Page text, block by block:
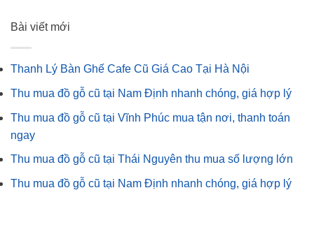
Bài viết mới
Thanh Lý Bàn Ghế Cafe Cũ Giá Cao Tại Hà Nội
Thu mua đồ gỗ cũ tại Nam Định nhanh chóng, giá hợp lý
Thu mua đồ gỗ cũ tại Vĩnh Phúc mua tận nơi, thanh toán
ngay
Thu mua đồ gỗ cũ tại Thái Nguyên thu mua số lượng lớn
Thu mua đồ gỗ cũ tại Nam Định nhanh chóng, giá hợp lý